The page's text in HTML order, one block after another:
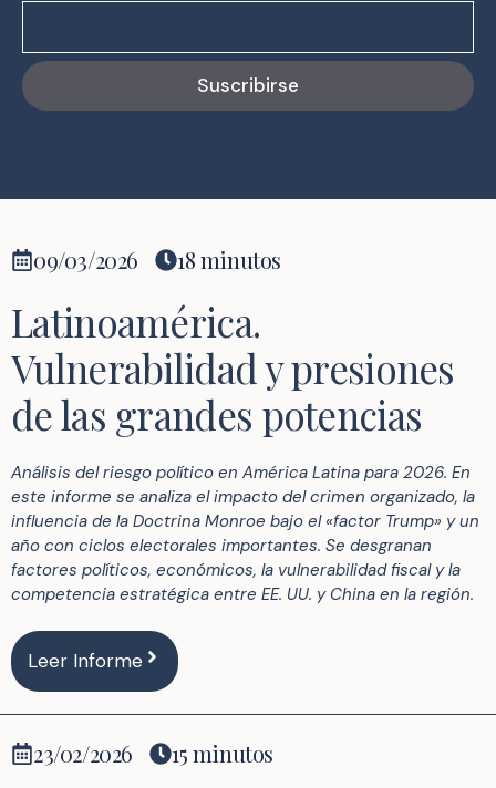
Suscribirse
09/03/2026 18 minutos
Latinoamérica.
Vulnerabilidad y presiones
de las grandes potencias
Análisis del riesgo político en América Latina para 2026. En
este informe se analiza el impacto del crimen organizado, la
influencia de la Doctrina Monroe bajo el «factor Trump» y un
año con ciclos electorales importantes. Se desgranan
factores políticos, económicos, la vulnerabilidad fiscal y la
competencia estratégica entre EE. UU. y China en la región.
Leer Informe
23/02/2026 15 minutos